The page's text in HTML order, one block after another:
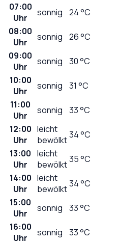
07:00
Uhr
sonnig 24°C
08:00
Uhr
sonnig 26°C
09:00
Uhr
sonnig 30°C
10:00
Uhr
sonnig 31 °C
11:00
Uhr
sonnig 33°C
12:00
Uhr
leicht
bewölkt34°C
13:00
Uhr
leicht
bewölkt35°C
14:00
Uhr
leicht
bewölkt34°C
15:00
Uhr
sonnig 33°C
16:00
Uhr
sonnig 33°C